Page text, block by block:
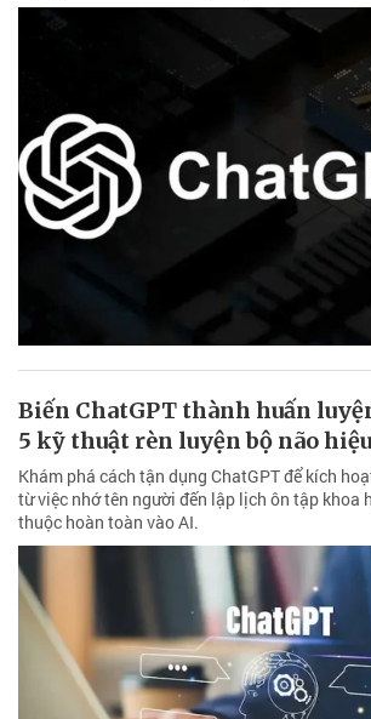
Biến ChatGPT thành huấn
5 kỹ thuật rèn luyện bộ não
Khám phá cách tận dụng ChatGPT để kích
từ việc nhớ tên người đến lập lịch ôn tập khoa
thuộc hoàn toàn vào AI.